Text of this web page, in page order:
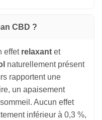
CBD ?
effet relaxant et
naturellement présent
rapportent une
un apaisement
Aucun effet
inférieur à 0,3 %,